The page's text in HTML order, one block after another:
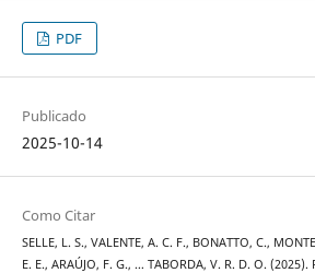
PDF
Publicado
2025-10-14
Como Citar
SELLE, L. S., VALENTE, A. C. F., BONATTO, C.,
E. E., ARAÚJO, F. G., … TABORDA, V. R. D. O. (2025).